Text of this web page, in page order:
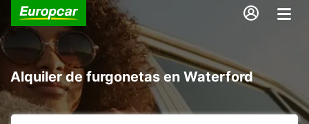
Alquiler de furgonetas en Waterford